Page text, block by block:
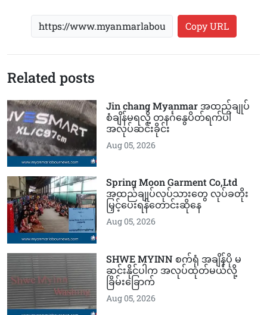
Copy URL
Related posts
Jin chang Myanmar အထည်ချုပ်
စံချိန်မရလို့ တနင်္ဂနွေပိတ်ရက်ပါ
အလုပ်ဆင်းခိုင်း
Aug 05, 2026
Spring Moon Garment Co,Ltd
အထည်ချုပ်လုပ်သားတွေ လုပ်ခတိုး
မြှင့်ပေးရန်တောင်းဆိုနေ
Aug 05, 2026
SHWE MYINN စက်ရုံ အချိန်ပို မ
ဆင်းနိုင်ပါက အလုပ်ထုတ်မယ်လို့
ခြိမ်းခြောက်
Aug 05, 2026